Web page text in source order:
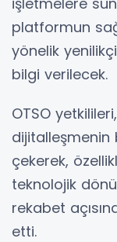
platformun
yönelik
bilgi verilecek.
OTSO
dijitalleşmenin
çekerek,
teknolojik
rekabet
etti.